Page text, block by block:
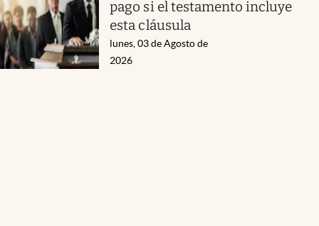
pago si el testamento incluye
esta cláusula
lunes, 03 de Agosto de
2026